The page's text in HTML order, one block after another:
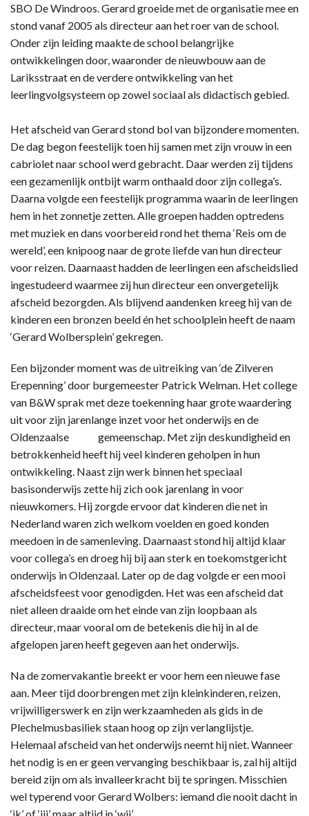
SBO De Windroos. Gerard groeide met de organisatie mee en
stond vanaf 2005 als directeur aan het roer van de school.
Onder zijn leiding maakte de school belangrijke
ontwikkelingen door, waaronder de nieuwbouw aan de
Lariksstraat en de verdere ontwikkeling van het
leerlingvolgsysteem op zowel sociaal als didactisch gebied.
Het afscheid van Gerard stond bol van bijzondere momenten.
De dag begon feestelijk toen hij samen met zijn vrouw in een
cabriolet naar school werd gebracht. Daar werden zij tijdens
een gezamenlijk ontbijt warm onthaald door zijn collega’s.
Daarna volgde een feestelijk programma waarin de leerlingen
hem in het zonnetje zetten. Alle groepen hadden optredens
met muziek en dans voorbereid rond het thema ‘Reis om de
wereld’, een knipoog naar de grote liefde van hun directeur
voor reizen. Daarnaast hadden de leerlingen een afscheidslied
ingestudeerd waarmee zij hun directeur een onvergetelijk
afscheid bezorgden. Als blijvend aandenken kreeg hij van de
kinderen een bronzen beeld én het schoolplein heeft de naam
‘Gerard Wolbersplein’ gekregen.
Een bijzonder moment was de uitreiking van ‘de Zilveren
Erepenning’ door burgemeester Patrick Welman. Het college
van B&W sprak met deze toekenning haar grote waardering
uit voor zijn jarenlange inzet voor het onderwijs en de
Oldenzaalse gemeenschap. Met zijn deskundigheid en
betrokkenheid heeft hij veel kinderen geholpen in hun
ontwikkeling. Naast zijn werk binnen het speciaal
basisonderwijs zette hij zich ook jarenlang in voor
nieuwkomers. Hij zorgde ervoor dat kinderen die net in
Nederland waren zich welkom voelden en goed konden
meedoen in de samenleving. Daarnaast stond hij altijd klaar
voor collega’s en droeg hij bij aan sterk en toekomstgericht
onderwijs in Oldenzaal. Later op de dag volgde er een mooi
afscheidsfeest voor genodigden. Het was een afscheid dat
niet alleen draaide om het einde van zijn loopbaan als
directeur, maar vooral om de betekenis die hij in al de
afgelopen jaren heeft gegeven aan het onderwijs.
Na de zomervakantie breekt er voor hem een nieuwe fase
aan. Meer tijd doorbrengen met zijn kleinkinderen, reizen,
vrijwilligerswerk en zijn werkzaamheden als gids in de
Plechelmusbasiliek staan hoog op zijn verlanglijstje.
Helemaal afscheid van het onderwijs neemt hij niet. Wanneer
het nodig is en er geen vervanging beschikbaar is, zal hij altijd
bereid zijn om als invalleerkracht bij te springen. Misschien
wel typerend voor Gerard Wolbers: iemand die nooit dacht in
‘ik’ of ‘jij’ maar altijd in ‘wij’.